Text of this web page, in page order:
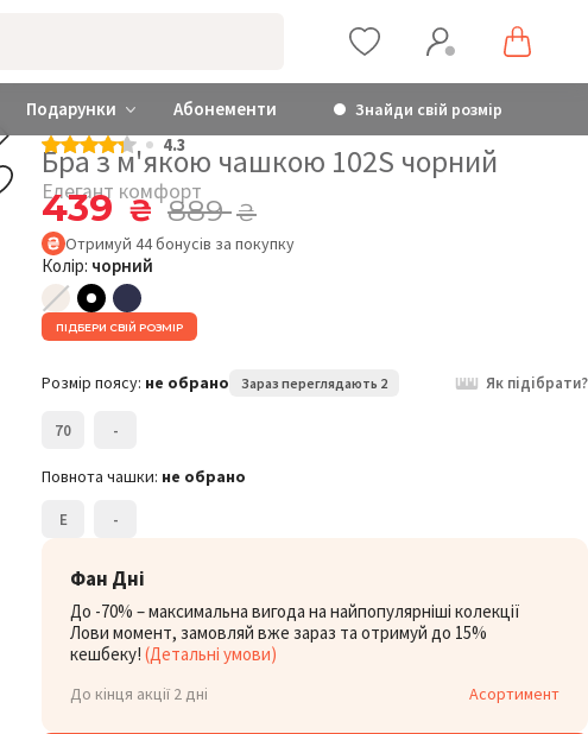
Подарунки Абонементи Знайди свій розмір
4.3
Бра з м'якою чашкою 102S чорний
Елегант комфорт
439₴ 889₴
Отримуй 44бонусів за покупку
Колір: чорний
ПІДБЕРИ СВІЙ РОЗМІР
Розмір поясу: не обрано Зараз переглядають 2 Як підібрати?
70 -
Повнота чашки: не обрано
E -
Фан Дні
До -70% – максимальна вигода на найпопулярніші колекції
Лови момент, замовляй вже зараз та отримуй до 15%
кешбеку! (Детальні умови)
До кінця акції 2 дні Асортимент